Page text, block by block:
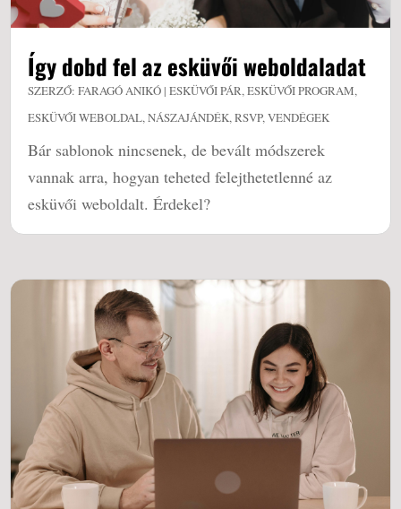
Így dobd fel az esküvői weboldaladat
SZERZŐ:FARAGÓ ANIKÓ |ESKÜVŐI PÁR,ESKÜVŐI PROGRAM,
ESKÜVŐI WEBOLDAL,NÁSZAJÁNDÉK,RSVP,VENDÉGEK
Bár sablonok nincsenek, de bevált módszerek
vannak arra, hogyan teheted felejthetetlenné az
esküvői weboldalt. Érdekel?